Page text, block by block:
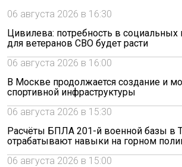
06 августа 2026 в 16:30
Цивилева: потребность в социальных
для ветеранов СВО будет расти
06 августа 2026 в 16:00
В Москве продолжается создание и
спортивной инфраструктуры
06 августа 2026 в 15:30
Расчёты БПЛА 201-й военной базы в
отрабатывают навыки на горном
06 августа 2026 в 15:00